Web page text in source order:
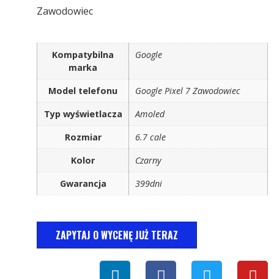
Zawodowiec
Kompatybilna
marka
Google
Model telefonu
Google Pixel 7 Zawodowiec
Typ wyświetlacza
Amoled
Rozmiar
6.7 cale
Kolor
Czarny
Gwarancja
399dni
ZAPYTAJ O WYCENĘ JUŻ TERAZ